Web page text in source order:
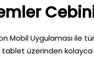
Mobil Uygulaması ile
üzerinden